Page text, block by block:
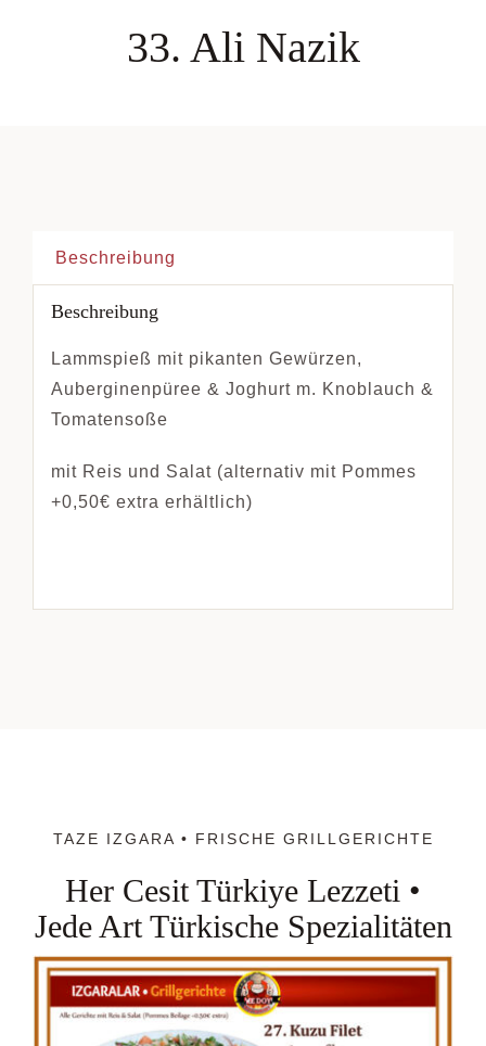
33. Ali Nazik
Beschreibung
Beschreibung
Lammspieß mit pikanten Gewürzen,
Auberginenpüree & Joghurt m. Knoblauch &
Tomatensoße
mit Reis und Salat (alternativ mit Pommes
+0,50€ extra erhältlich)
TAZE IZGARA • FRISCHE GRILLGERICHTE
Her Cesit Türkiye Lezzeti •
Jede Art Türkische Spezialitäten